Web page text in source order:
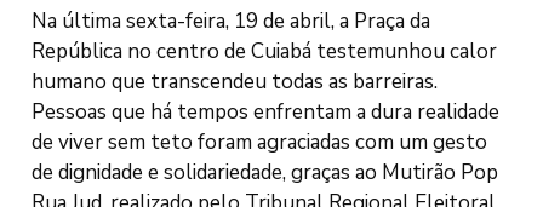
Na última sexta-feira, 19 de abril, a Praça da
República no centro de Cuiabá testemunhou calor
humano que transcendeu todas as barreiras.
Pessoas que há tempos enfrentam a dura realidade
de viver sem teto foram agraciadas com um gesto
de dignidade e solidariedade, graças ao Mutirão Pop